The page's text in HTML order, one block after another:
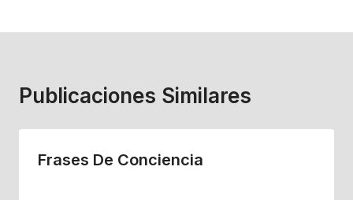
Publicaciones Similares
Frases De Conciencia